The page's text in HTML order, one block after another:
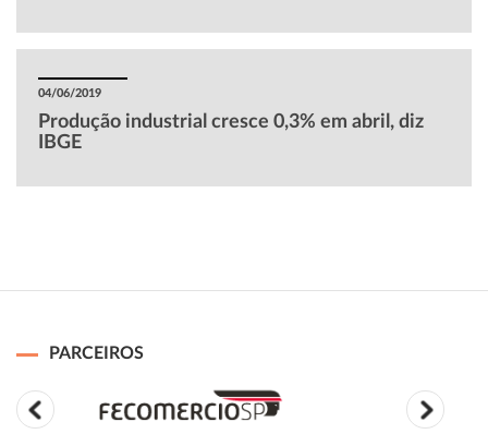
04/06/2019
Produção industrial cresce 0,3% em abril, diz
IBGE
PARCEIROS